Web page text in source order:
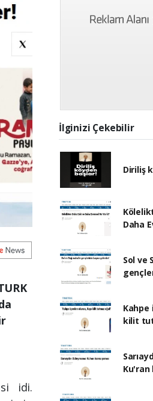
idi.
İlginizi Çekebilir
Diriliş
Daha
Sol ve
Kahpe
kilit
Ku'ran